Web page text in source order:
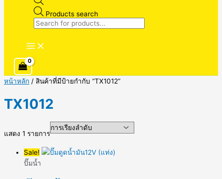
Products search
หน้าหลัก / สินค้าที่มีป้ายกำกับ “TX1012”
TX1012
แสดง 1 รายการ
Sale!
ปั๊มน้ำ